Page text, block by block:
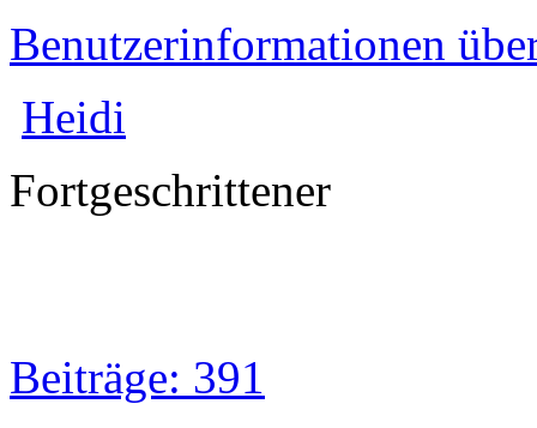
Benutzerinformationen
Heidi
Fortgeschrittener
Beiträge: 391